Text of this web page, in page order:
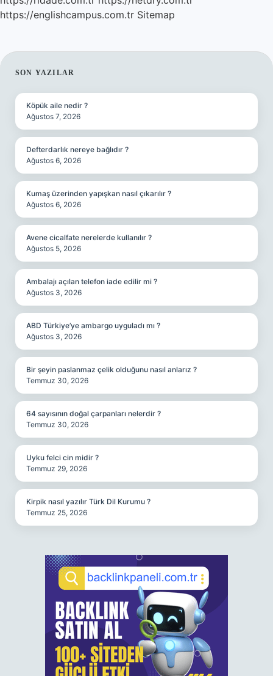
https://englishcampus.com.tr Sitemap
SIDEBAR
SON YAZILAR
Köpük aile nedir ?
Ağustos 7, 2026
Defterdarlık nereye bağlıdır ?
Ağustos 6, 2026
Kumaş üzerinden yapışkan nasıl çıkarılır ?
Ağustos 6, 2026
Avene cicalfate nerelerde kullanılır ?
Ağustos 5, 2026
Ambalajı açılan telefon iade edilir mi ?
Ağustos 3, 2026
ABD Türkiye’ye ambargo uyguladı mı ?
Ağustos 3, 2026
Bir şeyin paslanmaz çelik olduğunu nasıl anlarız ?
Temmuz 30, 2026
64 sayısının doğal çarpanları nelerdir ?
Temmuz 30, 2026
Uyku felci cin midir ?
Temmuz 29, 2026
Kirpik nasıl yazılır Türk Dil Kurumu ?
Temmuz 25, 2026